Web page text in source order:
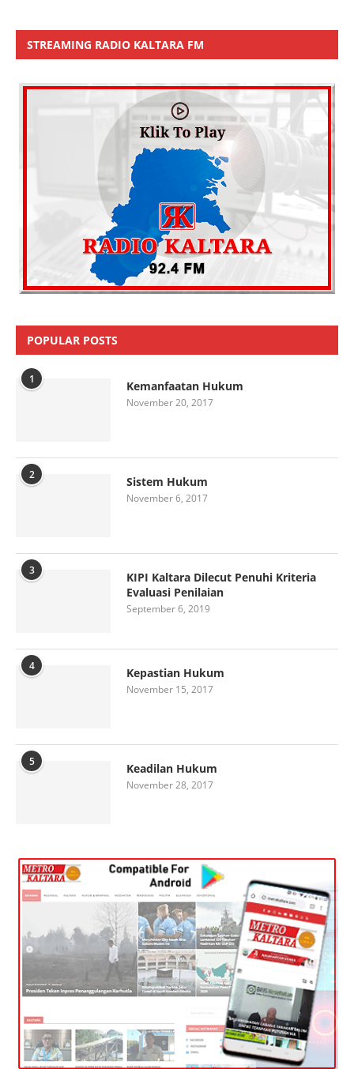
STREAMING RADIO KALTARA FM
POPULAR POSTS
1 Kemanfaatan Hukum
November 20, 2017
2 Sistem Hukum
November 6, 2017
3
KIPI Kaltara Dilecut Penuhi Kriteria
Evaluasi Penilaian
September 6, 2019
4 Kepastian Hukum
November 15, 2017
5 Keadilan Hukum
November 28, 2017